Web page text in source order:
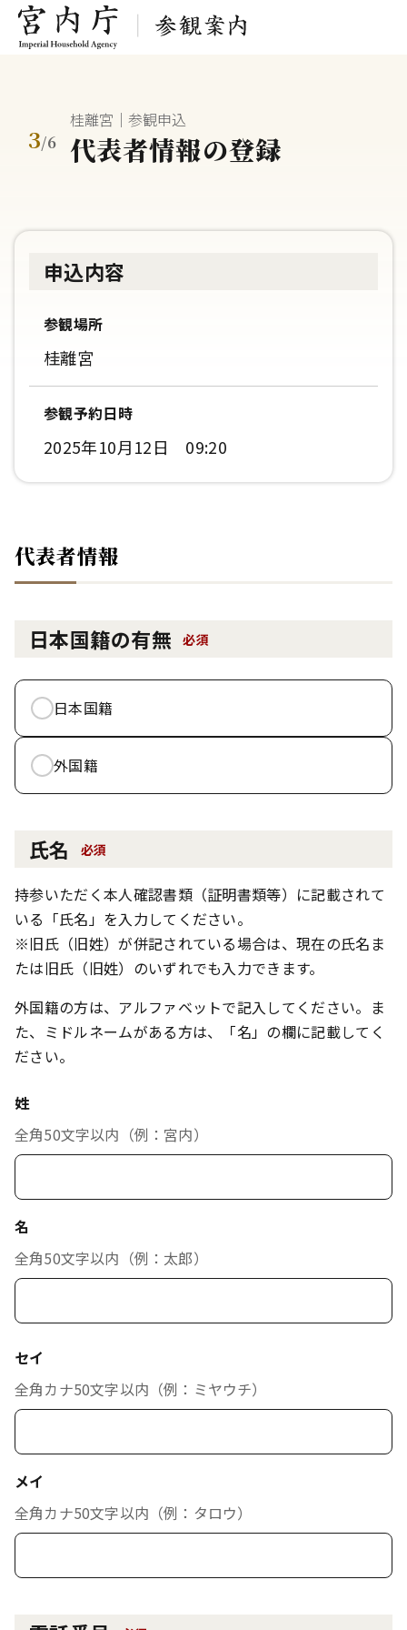
3/6
桂離宮｜参観申込
代表者情報の登録
申込内容
参観場所
桂離宮
参観予約日時
2025年10月12日 09:20
代表者情報
日本国籍の有無 必須
日本国籍
外国籍
氏名 必須
持参いただく本人確認書類（証明書類等）に記載されて
いる「氏名」を入力してください。
※旧氏（旧姓）が併記されている場合は、現在の氏名ま
たは旧氏（旧姓）のいずれでも入力できます。
外国籍の方は、アルファベットで記入してください。ま
た、ミドルネームがある方は、「名」の欄に記載してく
ださい。
姓
全角50文字以内（例：宮内）
名
全角50文字以内（例：太郎）
セイ
全角カナ50文字以内（例：ミヤウチ）
メイ
全角カナ50文字以内（例：タロウ）